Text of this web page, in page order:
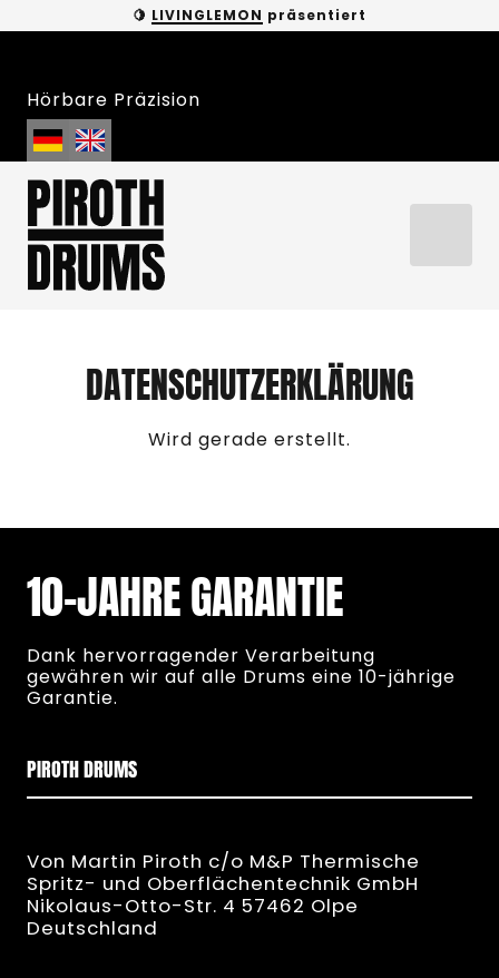
🍋 LIVINGLEMON präsentiert
Hörbare Präzision
DATENSCHUTZERKLÄRUNG
Wird gerade erstellt.
10-JAHRE GARANTIE
Dank hervorragender Verarbeitung
gewähren wir auf alle Drums eine 10-jährige
Garantie.
PIROTH DRUMS
Von Martin Piroth c/o M&P Thermische
Spritz- und Oberflächentechnik GmbH
Nikolaus-Otto-Str. 4 57462 Olpe
Deutschland